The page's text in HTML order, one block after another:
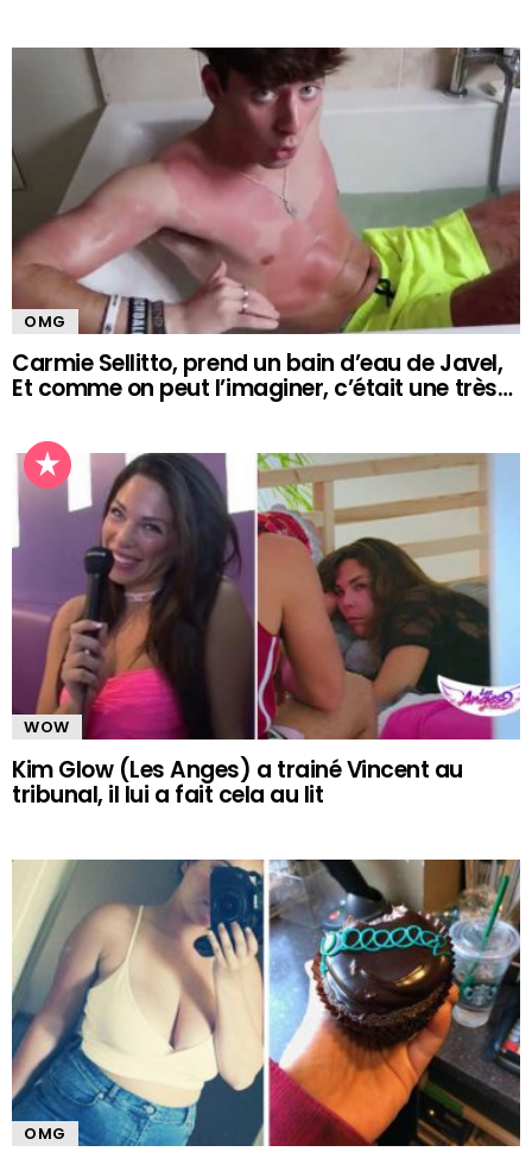
OMG
Carmie Sellitto, prend un bain d’eau de Javel,
Et comme on peut l’imaginer, c’était une très…
WOW
Kim Glow (Les Anges) a trainé Vincent au
tribunal, il lui a fait cela au lit
OMG